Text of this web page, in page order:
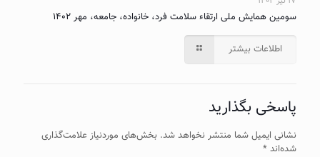
سومین همایش ملی ارتقاء سلامت فرد، خانواده، جامعه، مهر ۱۴۰۲
اطلاعات بیشتر
پاسخی بگذارید
نشانی ایمیل شما منتشر نخواهد شد. بخش‌های موردنیاز علامت‌گذاری
شده‌اند *